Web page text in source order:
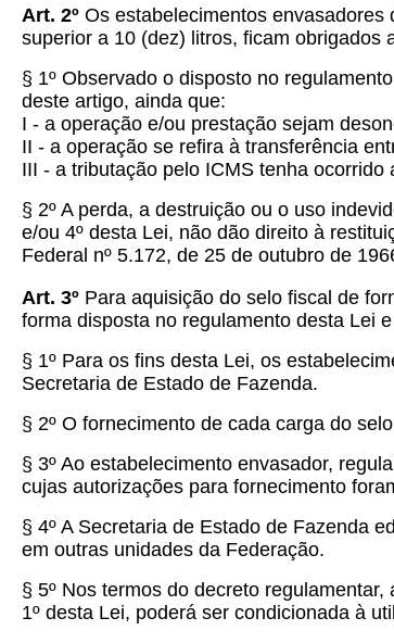
Art. 2º Os estabelecimentos
superior a 10 (dez) litros, ficam obrigados
§ 1º Observado o disposto no
deste artigo, ainda que:
I - a operação e/ou prestação sejam
II - a operação se refira à transferência
III - a tributação pelo ICMS tenha
§ 2º A perda, a destruição ou o uso
e/ou 4º desta Lei, não dão direito à
Federal nº 5.172, de 25 de outubro de
Art. 3º Para aquisição do selo fiscal de
forma disposta no regulamento desta Lei
§ 1º Para os fins desta Lei, os
Secretaria de Estado de Fazenda.
§ 2º O fornecimento de cada carga do
§ 3º Ao estabelecimento envasador,
cujas autorizações para fornecimento
§ 4º A Secretaria de Estado de Fazenda
em outras unidades da Federação.
§ 5º Nos termos do decreto
1º desta Lei, poderá ser condicionada à